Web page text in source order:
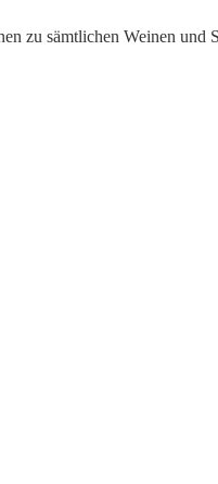
zu sämtlichen Weinen